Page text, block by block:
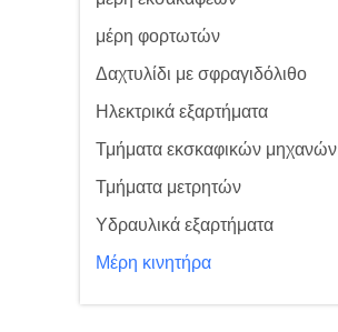
μέρη φορτωτών
Δαχτυλίδι με σφραγιδόλιθο
Ηλεκτρικά εξαρτήματα
Τμήματα εκσκαφικών μηχανών
Τμήματα μετρητών
Υδραυλικά εξαρτήματα
Μέρη κινητήρα